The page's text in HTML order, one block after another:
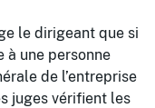
le dirigeant que si
à une personne
de l’entreprise
juges vérifient les